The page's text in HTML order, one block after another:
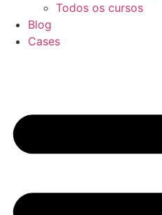
Todos os cursos
Blog
Cases